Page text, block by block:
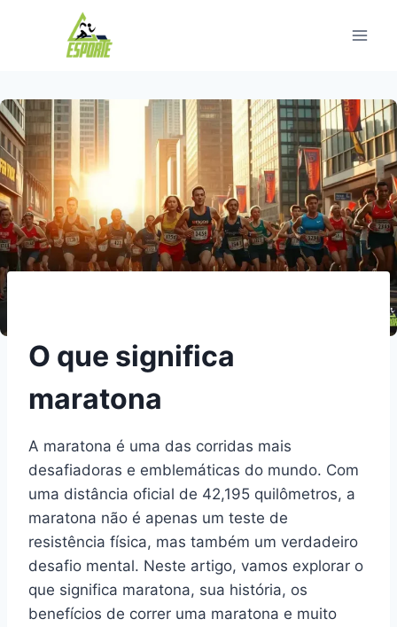
O que significa
maratona
A maratona é uma das corridas mais
desafiadoras e emblemáticas do mundo. Com
uma distância oficial de 42,195 quilômetros, a
maratona não é apenas um teste de
resistência física, mas também um verdadeiro
desafio mental. Neste artigo, vamos explorar o
que significa maratona, sua história, os
benefícios de correr uma maratona e muito